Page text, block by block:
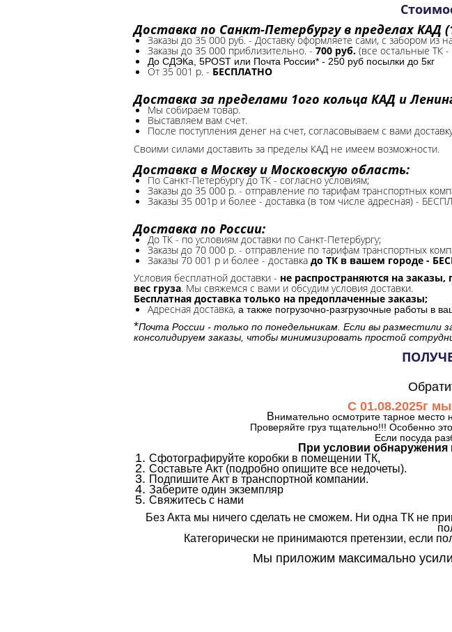
Доставка по Санкт-Петербургу в пределах КАД
Заказы до 35 000 руб. - Доставку оформляете сами, с забором из
Заказы до 35 000 приблизительно. - 700 руб. (все остальные ТК
До СДЭКа, 5POST или Почта России* - 250 руб посылки до 5кг
От 35 001 р. - БЕСПЛАТНО
Доставка за пределами 1ого кольца КАД и
Мы собираем товар.
Выставляем вам счет.
После поступления денег на счет, согласовываем с вами
Своими силами доставить за пределы КАД не имеем возможности.​
Доставка в Москву и Московскую область:
По Санкт-Петербургу до ТК - согласно условиям;
Заказы до 35 000 р. - отправление по тарифам транспортных
Заказы 35 001р и более - доставка (в том числе адресная) -
Доставка по России:
До ТК - по условиям доставки по Санкт-Петербургу;
Заказы до 70 000 р. - отправление по тарифам транспортных
Заказы 70 001 р и более - доставка до ТК в вашем городе -
Условия бесплатной доставки - не распространяются на
вес груза. Мы свяжемся с вами и обсудим условия доставки.
Бесплатная доставка только на предоплаченные заказы;
Адресная доставка, а также погрузочно-разгрузочные работы в
*Почта России - только по понедельникам. Если вы разместили
консолидируем заказы, чтобы минимизировать простой
С 01.08.2025г
Внимательно осмотрите тарное место
Проверяйте груз тщательно!!! Особенно
Если посуда
При условии обнаружения
Сфотографируйте коробки в помещении ТК,
Составьте Акт (подробно опишите все недочеты).
Подпишите Акт в транспортной компании.
Заберите один экземпляр
Свяжитесь с нами
Без Акта мы ничего сделать не сможем. Ни одна ТК не
Категорически не принимаются претензии, если
Мы приложим максимально